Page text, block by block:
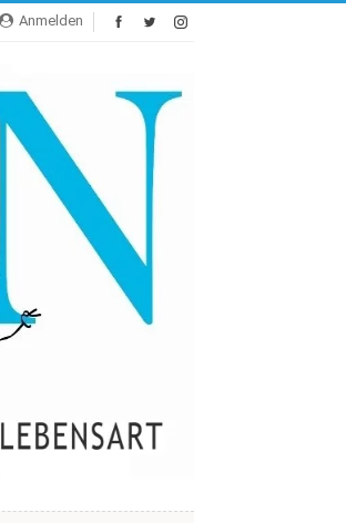
Anmelden